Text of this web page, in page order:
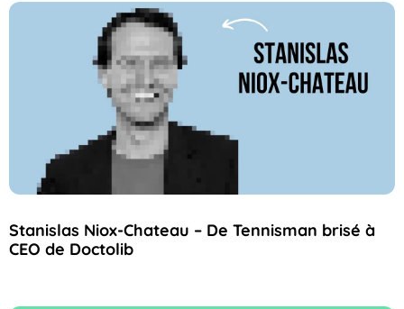
Stanislas Niox-Chateau – De Tennisman brisé à
CEO de Doctolib